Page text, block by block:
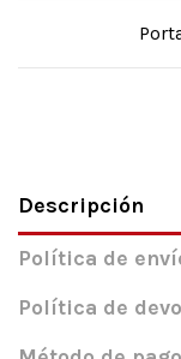
Descripción
Política de
Política de